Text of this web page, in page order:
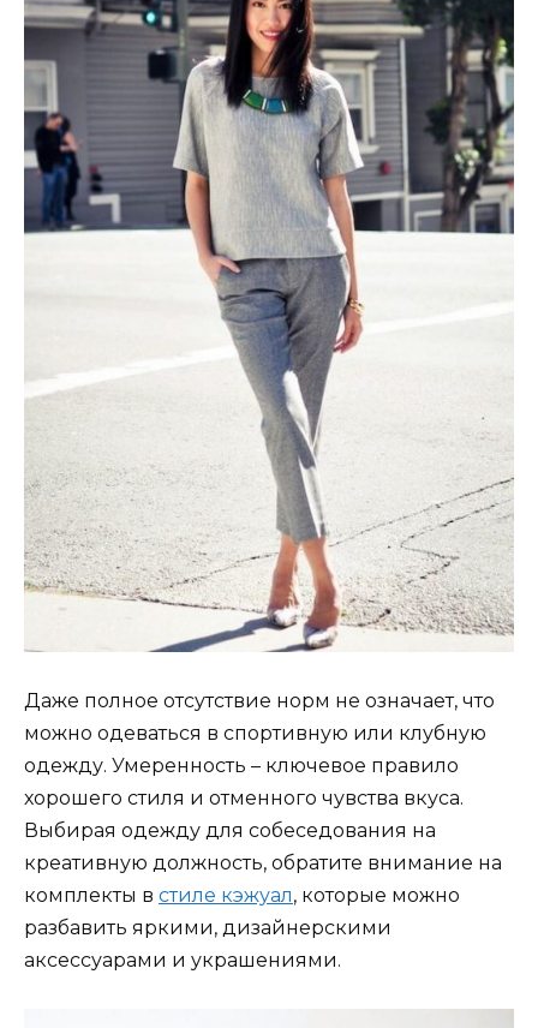
Даже полное отсутствие норм не означает, что
можно одеваться в спортивную или клубную
одежду. Умеренность – ключевое правило
хорошего стиля и отменного чувства вкуса.
Выбирая одежду для собеседования на
креативную должность, обратите внимание на
комплекты в стиле кэжуал, которые можно
разбавить яркими, дизайнерскими
аксессуарами и украшениями.